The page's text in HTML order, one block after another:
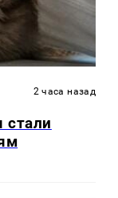
2 часа назад